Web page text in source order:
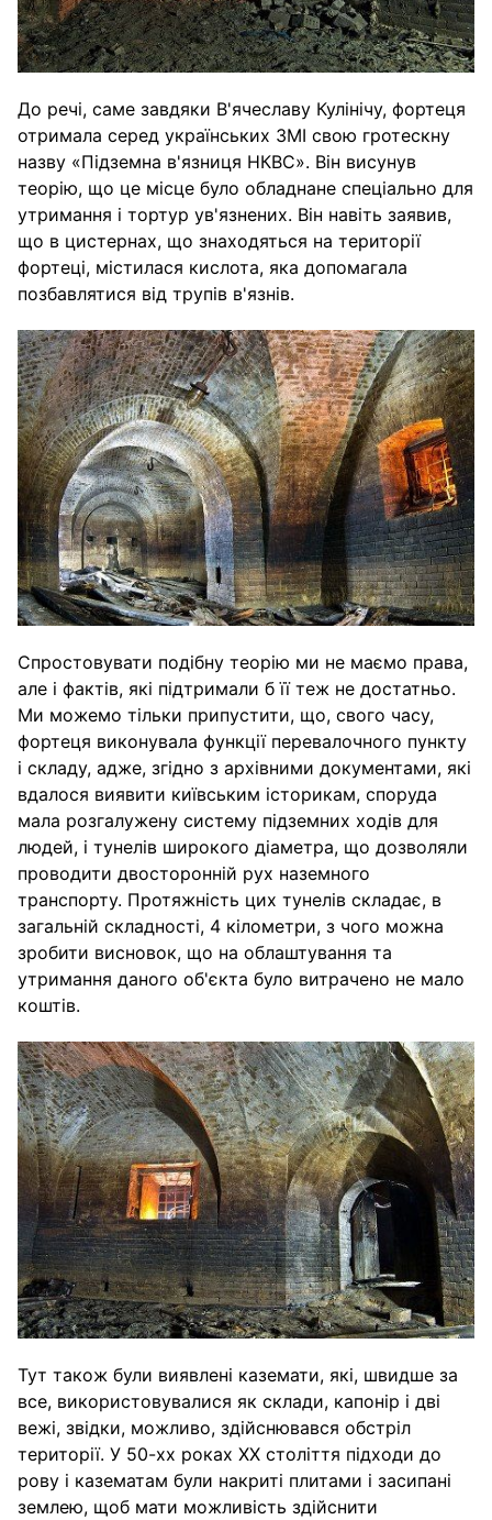
До речі, саме завдяки В'ячеславу Кулінічу, фортеця
отримала серед українських ЗМІ свою гротескну
назву «Підземна в'язниця НКВС». Він висунув
теорію, що це місце було обладнане спеціально для
утримання і тортур ув'язнених. Він навіть заявив,
що в цистернах, що знаходяться на території
фортеці, містилася кислота, яка допомагала
позбавлятися від трупів в'язнів.
Спростовувати подібну теорію ми не маємо права,
але і фактів, які підтримали б її теж не достатньо.
Ми можемо тільки припустити, що, свого часу,
фортеця виконувала функції перевалочного пункту
і складу, адже, згідно з архівними документами, які
вдалося виявити київським історикам, споруда
мала розгалужену систему підземних ходів для
людей, і тунелів широкого діаметра, що дозволяли
проводити двосторонній рух наземного
транспорту. Протяжність цих тунелів складає, в
загальній складності, 4 кілометри, з чого можна
зробити висновок, що на облаштування та
утримання даного об'єкта було витрачено не мало
коштів.
Тут також були виявлені каземати, які, швидше за
все, використовувалися як склади, капонір і дві
вежі, звідки, можливо, здійснювався обстріл
території. У 50-хх роках ХХ століття підходи до
рову і казематам були накриті плитами і засипані
землею, щоб мати можливість здійснити